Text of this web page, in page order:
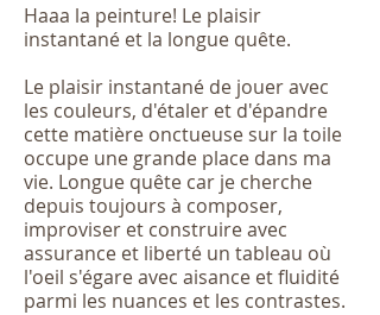
Haaa la peinture! Le plaisir
instantané et la longue quête.
Le plaisir instantané de jouer avec
les couleurs, d'étaler et d'épandre
cette matière onctueuse sur la toile
occupe une grande place dans ma
vie. Longue quête car je cherche
depuis toujours à composer,
improviser et construire avec
assurance et liberté un tableau où
l'oeil s'égare avec aisance et fluidité
parmi les nuances et les contrastes.